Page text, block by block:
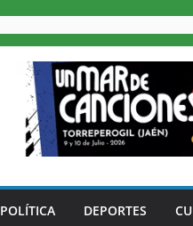
POLÍTICA DEPORTES